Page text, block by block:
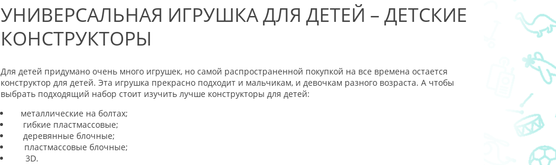
УНИВЕРСАЛЬНАЯ ИГРУШКА ДЛЯ ДЕТЕЙ – ДЕТСКИЕ
КОНСТРУКТОРЫ
Для детей придумано очень много игрушек, но самой распространенной покупкой на все времена остается
конструктор для детей. Эта игрушка прекрасно подходит и мальчикам, и девочкам разного возраста. А чтобы
выбрать подходящий набор стоит изучить лучше конструкторы для детей:
металлические на болтах;
гибкие пластмассовые;
деревянные блочные;
пластмассовые блочные;
3D.